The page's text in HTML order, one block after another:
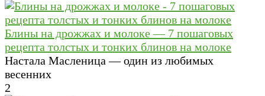
Блины на дрожжах и молоке — 7 пошаговых
рецепта толстых и тонких блинов на молоке
Настала Масленица — один из любимых
весенних
2